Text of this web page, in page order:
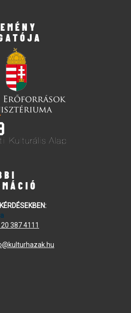
387 4111